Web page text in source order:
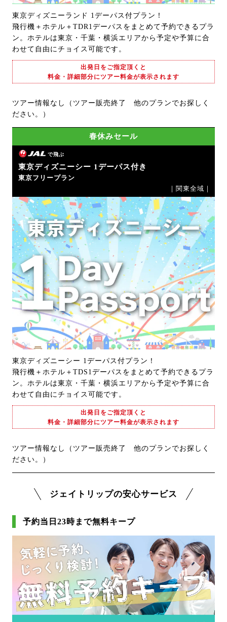
東京ディズニーランド 1デーパス付プラン！
飛行機＋ホテル＋TDR1デーパスをまとめて予約できるプラ
ン。ホテルは東京・千葉・横浜エリアから予定や予算に合
わせて自由にチョイス可能です。
出発日をご指定頂くと
料金・詳細部分にツアー料金が表示されます
ツアー情報なし（ツアー販売終了 他のプランでお探しく
ださい。）
春休みセール
で飛ぶ
東京ディズニーシー 1デーパス付き
東京フリープラン
｜関東全域｜
東京ディズニーシー 1デーパス付プラン！
飛行機＋ホテル＋TDS1デーパスをまとめて予約できるプラ
ン。ホテルは東京・千葉・横浜エリアから予定や予算に合
わせて自由にチョイス可能です。
出発日をご指定頂くと
料金・詳細部分にツアー料金が表示されます
ツアー情報なし（ツアー販売終了 他のプランでお探しく
ださい。）
ジェイトリップの安心サービス
予約当日23時まで無料キープ